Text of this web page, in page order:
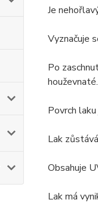
Je
Vyznačuje
Po
Povrch
Lak
Obsahuje
Lak má